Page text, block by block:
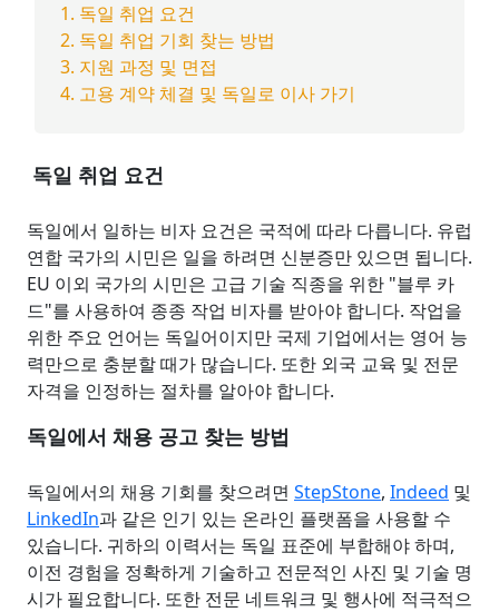
독일 취업 요건
독일 취업 기회 찾는 방법
지원 과정 및 면접
고용 계약 체결 및 독일로 이사 가기
독일 취업 요건
독일에서 일하는 비자 요건은 국적에 따라 다릅니다. 유럽
연합 국가의 시민은 일을 하려면 신분증만 있으면 됩니다.
EU 이외 국가의 시민은 고급 기술 직종을 위한 "블루 카
드"를 사용하여 종종 작업 비자를 받아야 합니다. 작업을
위한 주요 언어는 독일어이지만 국제 기업에서는 영어 능
력만으로 충분할 때가 많습니다. 또한 외국 교육 및 전문
자격을 인정하는 절차를 알아야 합니다.
독일에서 채용 공고 찾는 방법
독일에서의 채용 기회를 찾으려면 StepStone, Indeed 및
LinkedIn과 같은 인기 있는 온라인 플랫폼을 사용할 수
있습니다. 귀하의 이력서는 독일 표준에 부합해야 하며,
이전 경험을 정확하게 기술하고 전문적인 사진 및 기술 명
시가 필요합니다. 또한 전문 네트워크 및 행사에 적극적으